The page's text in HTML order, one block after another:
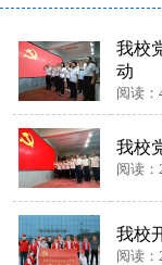
我校
动
阅读：
我校
阅读：
我校
阅读：